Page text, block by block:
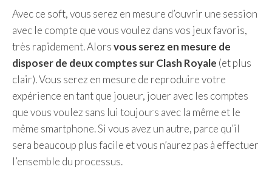
Avec ce soft, vous serez en mesure d’ouvrir une session
avec le compte que vous voulez dans vos jeux favoris,
très rapidement. Alorsvous serez en mesure de
disposer de deux comptes sur Clash Royale (et plus
clair). Vous serez en mesure de reproduire votre
expérience en tant que joueur, jouer avec les comptes
que vous voulez sans lui toujours avec la même et le
même smartphone. Si vous avez un autre, parce qu’il
sera beaucoup plus facile et vous n’aurez pas à effectuer
l’ensemble du processus.